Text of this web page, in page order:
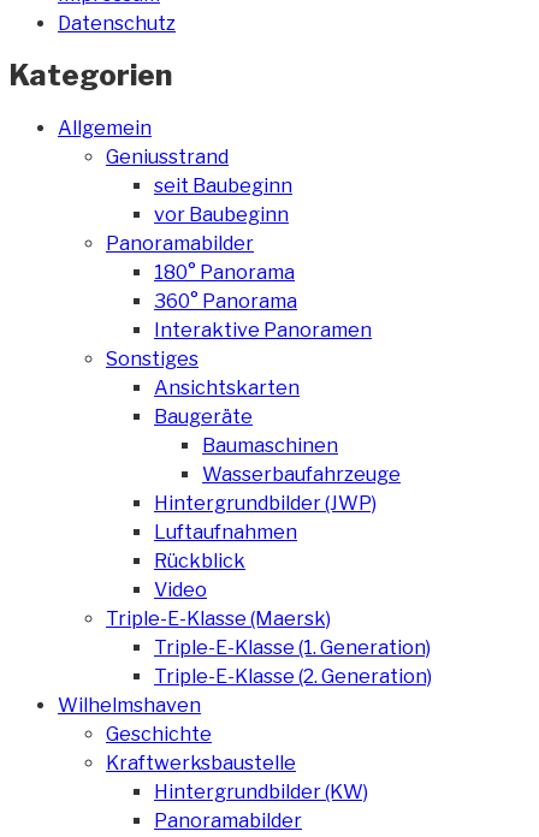
Datenschutz
Kategorien
Allgemein
Geniusstrand
seit Baubeginn
vor Baubeginn
Panoramabilder
180° Panorama
360° Panorama
Interaktive Panoramen
Sonstiges
Ansichtskarten
Baugeräte
Baumaschinen
Wasserbaufahrzeuge
Hintergrundbilder (JWP)
Luftaufnahmen
Rückblick
Video
Triple-E-Klasse (Maersk)
Triple-E-Klasse (1. Generation)
Triple-E-Klasse (2. Generation)
Wilhelmshaven
Geschichte
Kraftwerksbaustelle
Hintergrundbilder (KW)
Panoramabilder